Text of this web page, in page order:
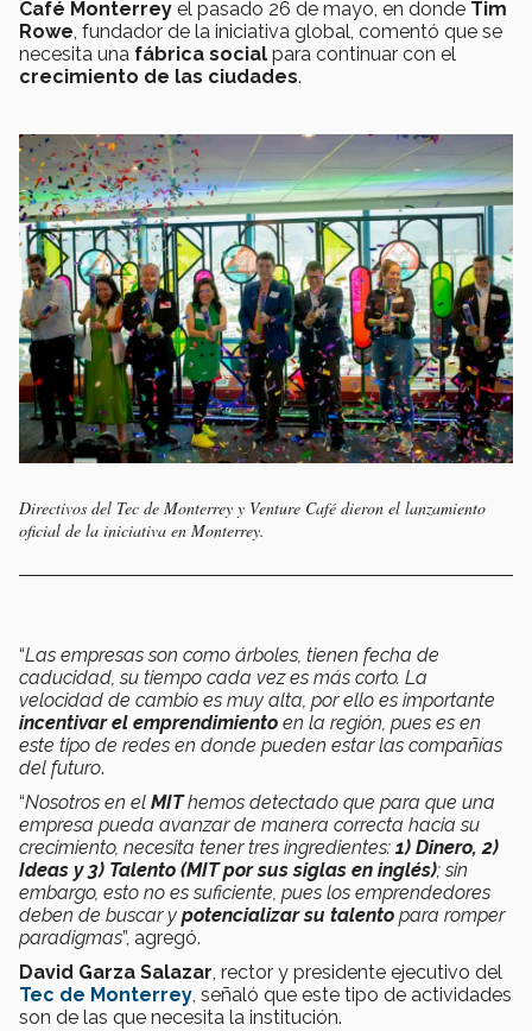
Café Monterrey el pasado 26 de mayo, en donde Tim
Rowe , fundador de la iniciativa global, comentó que se
necesita una fábrica social para continuar con el
crecimiento de las ciudades.
Directivos del Tec de Monterrey y Venture Café dieron el lanzamiento
oficial de la iniciativa en Monterrey.
“Las empresas son como árboles, tienen fecha de
caducidad, su tiempo cada vez es más corto. La
velocidad de cambio es muy alta, por ello es importante
incentivar el emprendimiento en la región, pues es en
este tipo de redes en donde pueden estar las compañías
del futuro.
“Nosotros en el MIThemos detectado que para que una
empresa pueda avanzar de manera correcta hacia su
crecimiento, necesita tener tres ingredientes: 1) Dinero, 2)
Ideas y 3) Talento (MIT por sus siglas en inglés); sin
embargo, esto no es suficiente, pues los emprendedores
deben de buscar y potencializar su talento para romper
paradigmas”, agregó.
David Garza Salazar, rector y presidente ejecutivo del
Tec de Monterrey, señaló que este tipo de actividades
son de las que necesita la institución.